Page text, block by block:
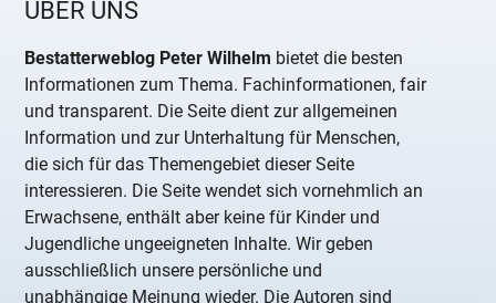
ÜBER UNS
Bestatterweblog Peter Wilhelm bietet die besten
Informationen zum Thema. Fachinformationen, fair
und transparent. Die Seite dient zur allgemeinen
Information und zur Unterhaltung für Menschen,
die sich für das Themengebiet dieser Seite
interessieren. Die Seite wendet sich vornehmlich an
Erwachsene, enthält aber keine für Kinder und
Jugendliche ungeeigneten Inhalte. Wir geben
ausschließlich unsere persönliche und
unabhängige Meinung wieder. Die Autoren sind